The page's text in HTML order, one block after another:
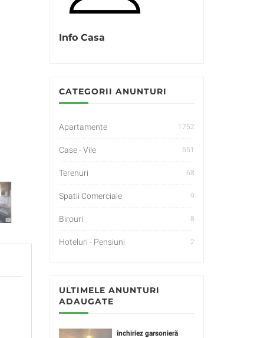
Info Casa
CATEGORII ANUNTURI
Apartamente 1752
Case - Vile 551
Terenuri 68
Spatii Comerciale 9
Birouri 8
Hoteluri - Pensiuni 2
ULTIMELE ANUNTURI
ADAUGATE
închiriez garsonieră